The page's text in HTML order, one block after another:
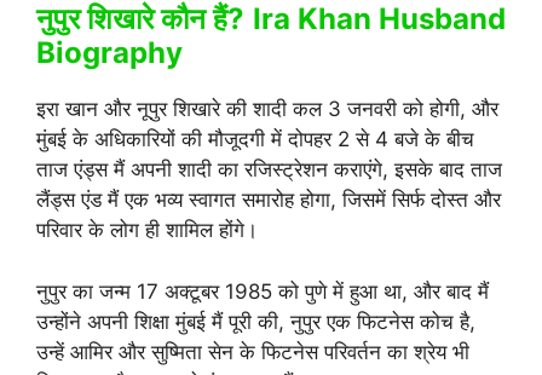
नुपुर शिखारे कौन हैं? Ira Khan Husband
Biography
इरा खान और नूपुर शिखारे की शादी कल 3 जनवरी को होगी, और
मुंबई के अधिकारियों की मौजूदगी में दोपहर 2 से 4 बजे के बीच
ताज एंड्स मैं अपनी शादी का रजिस्ट्रेशन कराएंगे, इसके बाद ताज
लैंड्स एंड मैं एक भव्य स्वागत समारोह होगा, जिसमें सिर्फ दोस्त और
परिवार के लोग ही शामिल होंगे।
नुपुर का जन्म 17 अक्टूबर 1985 को पुणे में हुआ था, और बाद मैं
उन्होंने अपनी शिक्षा मुंबई मैं पूरी की, नुपुर एक फिटनेस कोच है,
उन्हें आमिर और सुष्मिता सेन के फिटनेस परिवर्तन का श्रेय भी